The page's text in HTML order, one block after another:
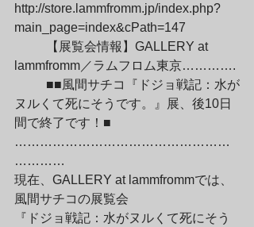
http://store.lammfromm.jp/index.php?
main_page=index&cPath=147
lammfromm／ラムフロム東京………….
ヌルくて死にそうです。』展、後10日
間で終了です！■
……………………………………………
…………
現在、GALLERY at lammfrommでは、
風間サチコの展覧会
『ドジョ戦記：水がヌルくて死にそう